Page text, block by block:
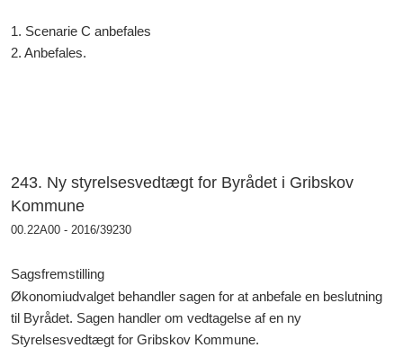
1. Scenarie C anbefales
2. Anbefales.
243. Ny styrelsesvedtægt for Byrådet i Gribskov
Kommune
00.22A00 - 2016/39230
Sagsfremstilling
Økonomiudvalget behandler sagen for at anbefale en beslutning
til Byrådet. Sagen handler om vedtagelse af en ny
Styrelsesvedtægt for Gribskov Kommune.